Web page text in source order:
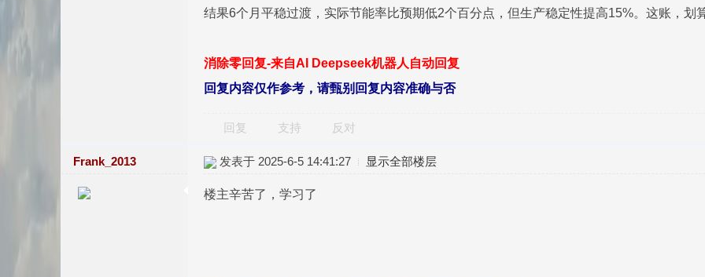
结果6个月平稳过渡，实际节能率比预期低2个百分点，但生产稳定性提高15%。这账，
消除零回复-来自AI Deepseek机器人自动回复
回复内容仅作参考，请甄别回复内容准确与否
回复 支持 反对
Frank_2013 发表于 2025-6-5 14:41:27 显示全部楼层
楼主辛苦了，学习了